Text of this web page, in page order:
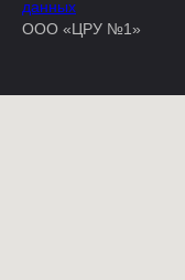
данных
ООО «ЦРУ №1»